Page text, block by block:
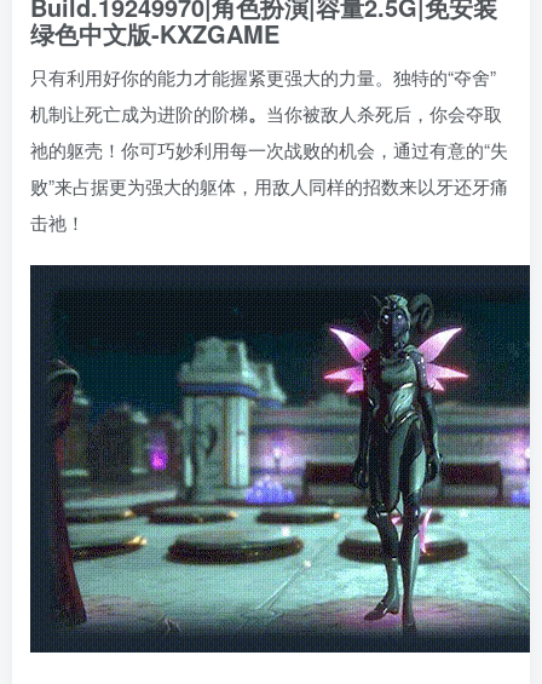
只有利用好你的能力才能握紧更强大的力量。独特的“夺舍”
机制让死亡成为进阶的阶梯。 当你被敌人杀死后，你会夺取
祂的躯壳！你可巧妙利用每一次战败的机会，通过有意的“失
败”来占据更为强大的躯体，用敌人同样的招数来以牙还牙痛
击祂！